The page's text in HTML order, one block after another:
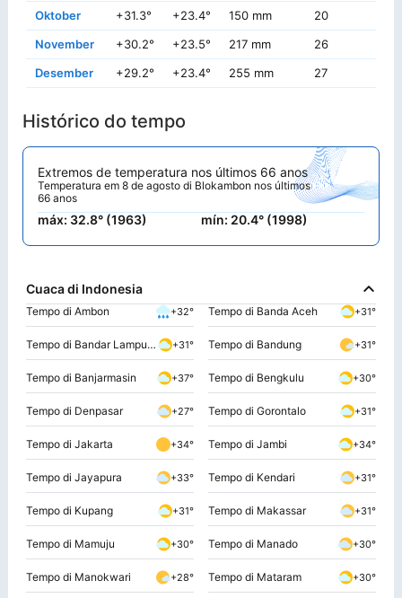
Oktober
+31.3° +23.4° 150 mm 20
November
+30.2° +23.5° 217 mm 26
Desember
+29.2° +23.4° 255 mm 27
Histórico do tempo
Extremos de temperatura nos últimos 66 anos
Temperatura em 8 de agosto di Blokambon nos últimos
66 anos
máx: 32.8° (1963) mín: 20.4° (1998)
Cuaca di Indonesia
Tempo di Ambon +32° Tempo di Banda Aceh +31°
Tempo di Bandar Lampung +31° Tempo di Bandung +31°
Tempo di Banjarmasin +37° Tempo di Bengkulu +30°
Tempo di Denpasar +27° Tempo di Gorontalo +31°
Tempo di Jakarta +34° Tempo di Jambi +34°
Tempo di Jayapura +33° Tempo di Kendari +31°
Tempo di Kupang +31° Tempo di Makassar +31°
Tempo di Mamuju +30° Tempo di Manado +30°
Tempo di Manokwari +28° Tempo di Mataram +30°